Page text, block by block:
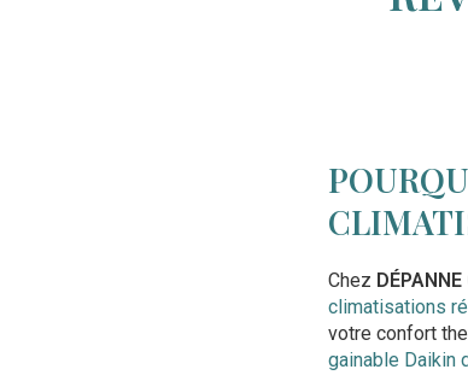
Chez
climatisations
votre confort
gainable Daikin